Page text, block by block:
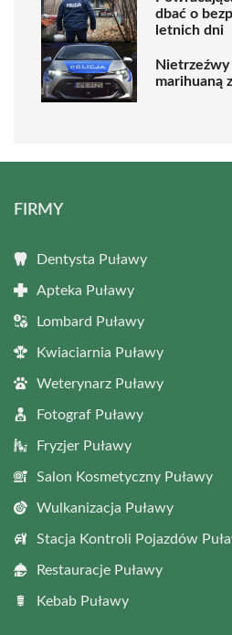
dbać o
letnich dni
marihuaną
FIRMY
Dentysta Puławy
Apteka Puławy
Lombard Puławy
Kwiaciarnia Puławy
Weterynarz Puławy
Fotograf Puławy
Fryzjer Puławy
Salon Kosmetyczny Puławy
Wulkanizacja Puławy
Stacja Kontroli Pojazdów
Restauracje Puławy
Kebab Puławy